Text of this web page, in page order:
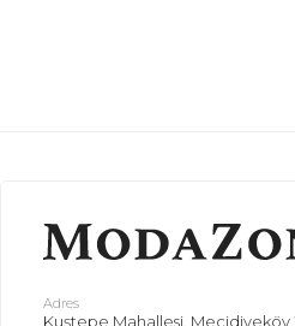
Adres
Kuştepe Mahallesi, Mecidiyeköy